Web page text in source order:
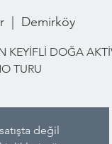
  |
Demirköy
KEYİFLİ DOĞA
TURU
değil